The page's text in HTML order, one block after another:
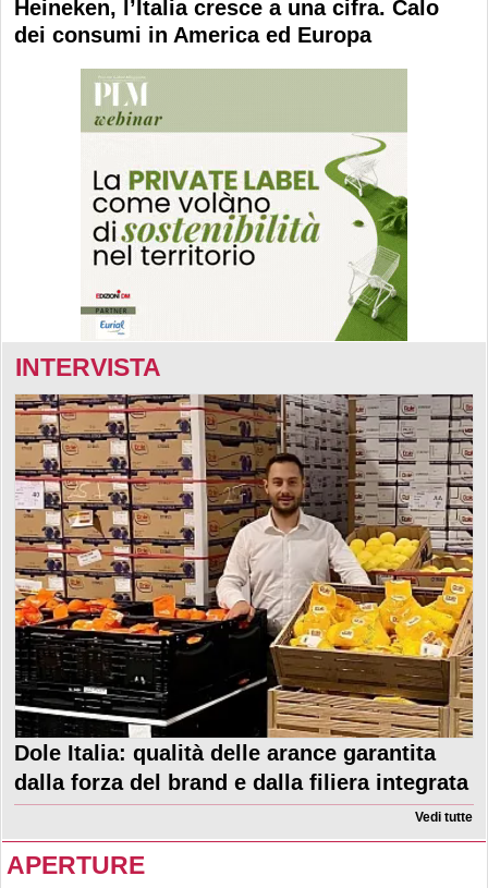
Heineken, l’Italia cresce a una cifra. Calo
dei consumi in America ed Europa
INTERVISTA
Dole Italia: qualità delle arance garantita
dalla forza del brand e dalla filiera integrata
Vedi tutte
APERTURE